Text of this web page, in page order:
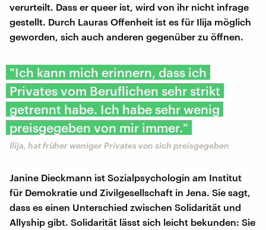
verurteilt. Dass er queer ist, wird von ihr nicht infrage
gestellt. Durch Lauras Offenheit ist es für Ilija möglich
geworden, sich auch anderen gegenüber zu öffnen.
"Ich kann mich erinnern, dass ich
Privates vom Beruflichen sehr strikt
getrennt habe. Ich habe sehr wenig
preisgegeben von mir immer."
Ilija, hat früher weniger Privates von sich preisgegeben
Janine Dieckmann ist Sozialpsychologin am Institut
für Demokratie und Zivilgesellschaft in Jena. Sie sagt,
dass es einen Unterschied zwischen Solidarität und
Allyship gibt. Solidarität lässt sich leicht bekunden: Sie